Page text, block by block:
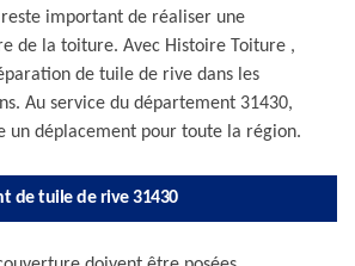
reste important de réaliser une
de la toiture. Avec Histoire Toiture ,
de tuile de rive dans les
Au service du département 31430,
un déplacement pour toute la région.
de tuile de rive 31430